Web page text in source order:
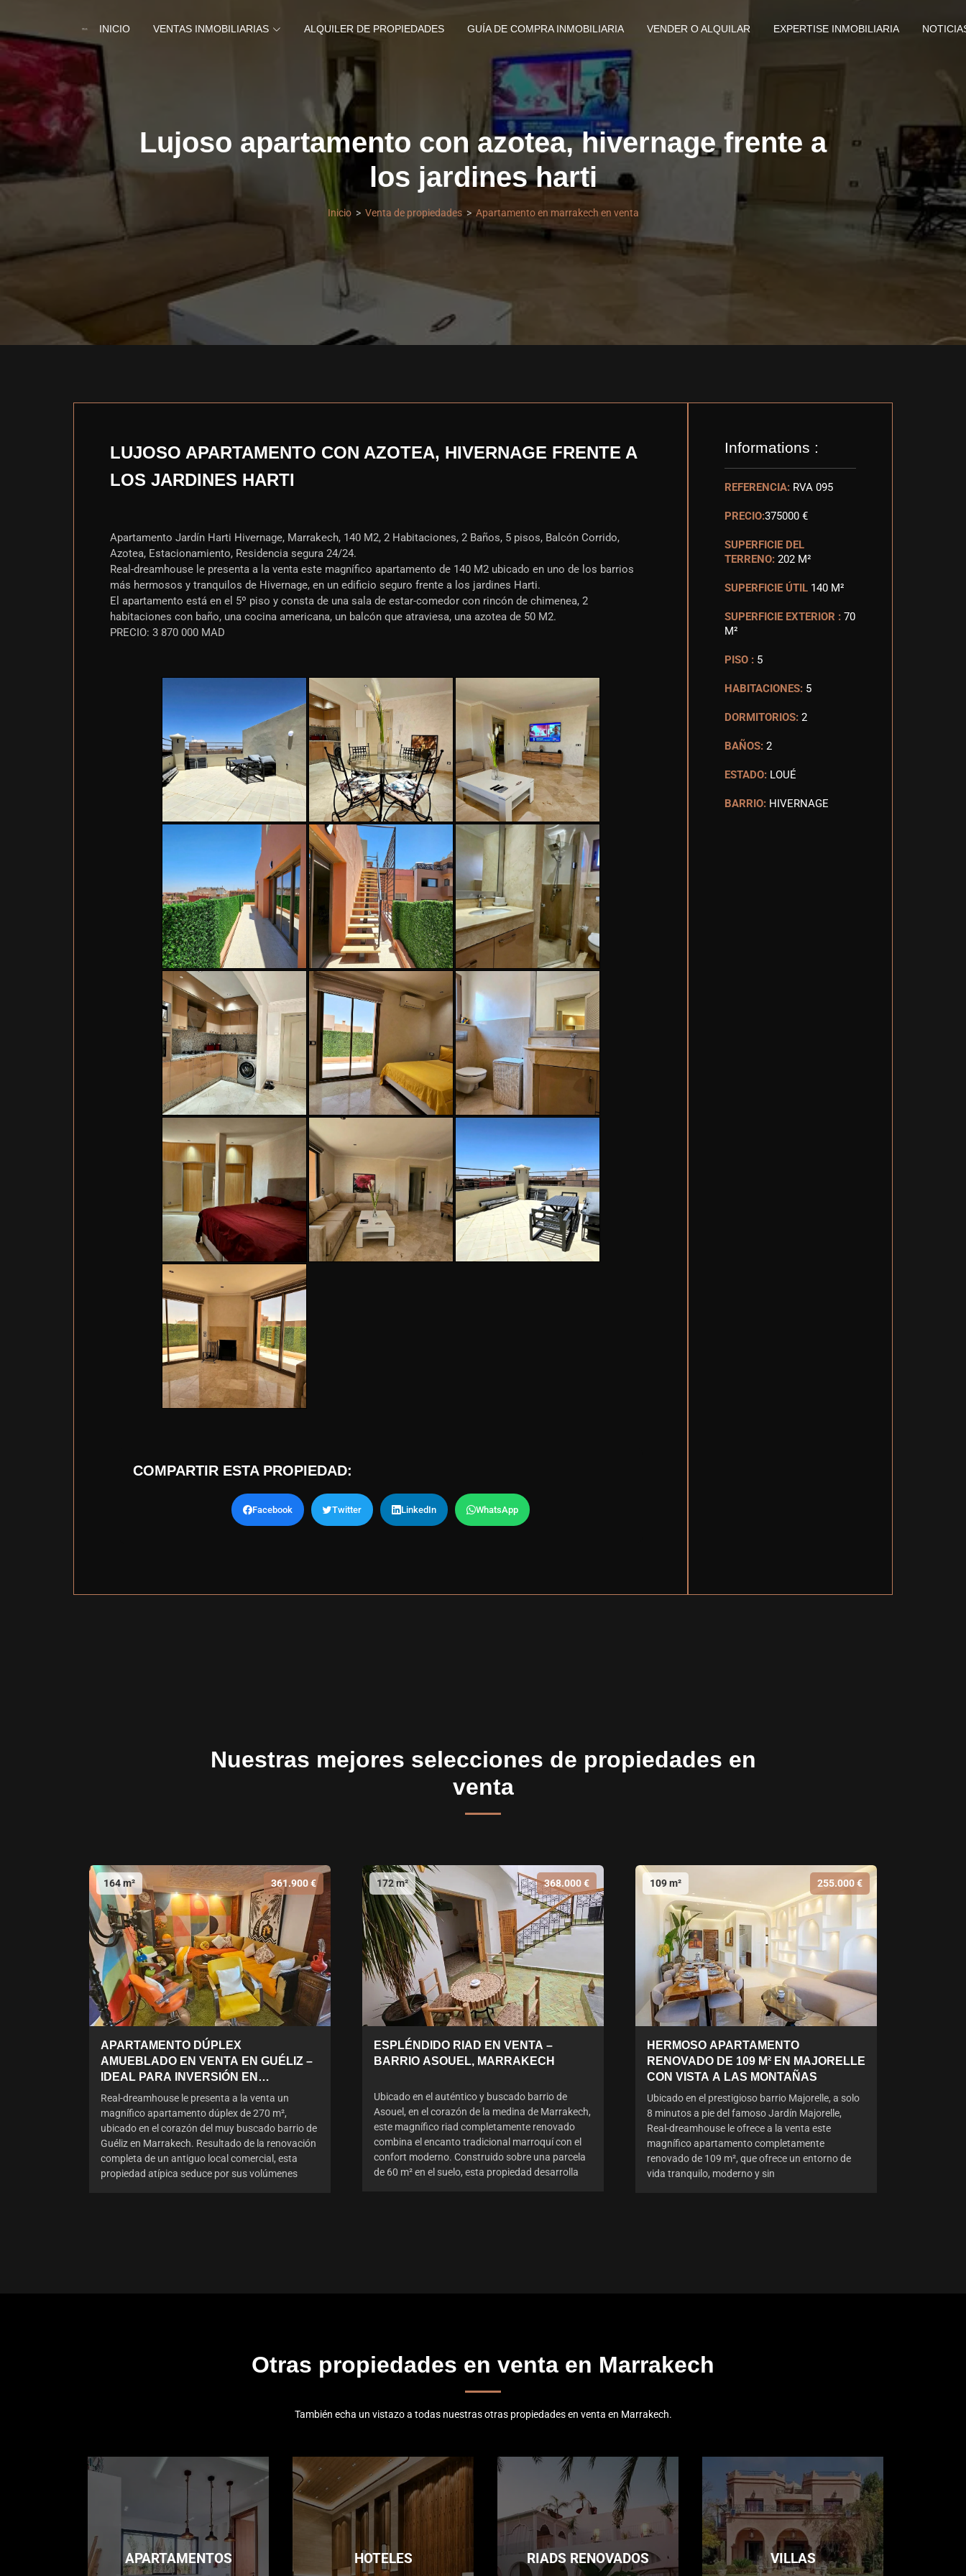
INICIO VENTAS INMOBILIARIAS ALQUILER DE PROPIEDADES GUÍA DE COMPRA INMOBILIARIA VENDER O ALQUILAR EXPERTISE INMOBILIARIA
Lujoso apartamento con azotea, hivernage frente a
los jardines harti
Inicio Venta de propiedades Apartamento en marrakech en venta
LUJOSO APARTAMENTO CON AZOTEA, HIVERNAGE FRENTE A
LOS JARDINES HARTI
Apartamento Jardín Harti Hivernage, Marrakech, 140 M2, 2 Habitaciones, 2 Baños, 5 pisos, Balcón Corrido,
Azotea, Estacionamiento, Residencia segura 24/24.
Real-dreamhouse le presenta a la venta este magnífico apartamento de 140 M2 ubicado en uno de los barrios
más hermosos y tranquilos de Hivernage, en un edificio seguro frente a los jardines Harti.
El apartamento está en el 5º piso y consta de una sala de estar-comedor con rincón de chimenea, 2
habitaciones con baño, una cocina americana, un balcón que atraviesa, una azotea de 50 M2.
PRECIO: 3 870 000 MAD
COMPARTIR ESTA PROPIEDAD:
Facebook Twitter LinkedIn WhatsApp
Informations :
REFERENCIA: RVA 095
PRECIO:375000 €
SUPERFICIE DEL
TERRENO: 202 M²
SUPERFICIE ÚTIL 140 M²
SUPERFICIE EXTERIOR : 70
M²
PISO : 5
HABITACIONES: 5
DORMITORIOS: 2
BAÑOS: 2
ESTADO: LOUÉ
BARRIO: HIVERNAGE
Nuestras mejores selecciones de propiedades en
venta
164 m² 361.900 €
APARTAMENTO DÚPLEX
AMUEBLADO EN VENTA EN GUÉLIZ –
IDEAL PARA INVERSIÓN EN
ALQUILER
Real-dreamhouse le presenta a la venta un
magnífico apartamento dúplex de 270 m²,
ubicado en el corazón del muy buscado barrio de
Guéliz en Marrakech. Resultado de la renovación
completa de un antiguo local comercial, esta
propiedad atípica seduce por sus volúmenes
172 m² 368.000 €
ESPLÉNDIDO RIAD EN VENTA –
BARRIO ASOUEL, MARRAKECH
Ubicado en el auténtico y buscado barrio de
Asouel, en el corazón de la medina de Marrakech,
este magnífico riad completamente renovado
combina el encanto tradicional marroquí con el
confort moderno. Construido sobre una parcela
de 60 m² en el suelo, esta propiedad desarrolla
109 m² 255.000 €
HERMOSO APARTAMENTO
RENOVADO DE 109 M² EN MAJORELLE
CON VISTA A LAS MONTAÑAS
Ubicado en el prestigioso barrio Majorelle, a solo
8 minutos a pie del famoso Jardín Majorelle,
Real-dreamhouse le ofrece a la venta este
magnífico apartamento completamente
renovado de 109 m², que ofrece un entorno de
vida tranquilo, moderno y sin
Otras propiedades en venta en Marrakech
También echa un vistazo a todas nuestras otras propiedades en venta en Marrakech.
APARTAMENTOS HOTELES RIADS RENOVADOS VILLAS